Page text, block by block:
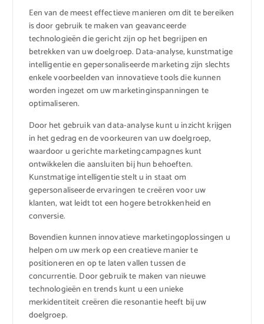
Een van de meest effectieve manieren om dit te bereiken
is door gebruik te maken van geavanceerde
technologieën die gericht zijn op het begrijpen en
betrekken van uw doelgroep. Data-analyse, kunstmatige
intelligentie en gepersonaliseerde marketing zijn slechts
enkele voorbeelden van innovatieve tools die kunnen
worden ingezet om uw marketinginspanningen te
optimaliseren.
Door het gebruik van data-analyse kunt u inzicht krijgen
in het gedrag en de voorkeuren van uw doelgroep,
waardoor u gerichte marketingcampagnes kunt
ontwikkelen die aansluiten bij hun behoeften.
Kunstmatige intelligentie stelt u in staat om
gepersonaliseerde ervaringen te creëren voor uw
klanten, wat leidt tot een hogere betrokkenheid en
conversie.
Bovendien kunnen innovatieve marketingoplossingen u
helpen om uw merk op een creatieve manier te
positioneren en op te laten vallen tussen de
concurrentie. Door gebruik te maken van nieuwe
technologieën en trends kunt u een unieke
merkidentiteit creëren die resonantie heeft bij uw
doelgroep.